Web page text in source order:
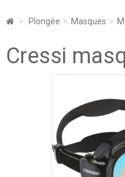
> Plongée > Masques >
Cressi